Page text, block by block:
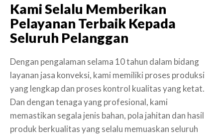
Kami Selalu Memberikan
Pelayanan Terbaik Kepada
Seluruh Pelanggan
Dengan pengalaman selama 10 tahun dalam bidang
layanan jasa konveksi, kami memiliki proses produksi
yang lengkap dan proses kontrol kualitas yang ketat.
Dan dengan tenaga yang profesional, kami
memastikan segala jenis bahan, pola jahitan dan hasil
produk berkualitas yang selalu memuaskan seluruh